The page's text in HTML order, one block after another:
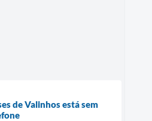
de Valinhos está sem